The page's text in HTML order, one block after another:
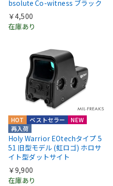
bsolute Co-witness ブラック
￥4,500
在庫あり
HOT
NEW
再入荷
ベストセラー
Holy Warrior EOtechタイプ 5
51 旧型モデル (虹ロゴ) ホロサ
イト型ダットサイト
￥9,900
在庫あり